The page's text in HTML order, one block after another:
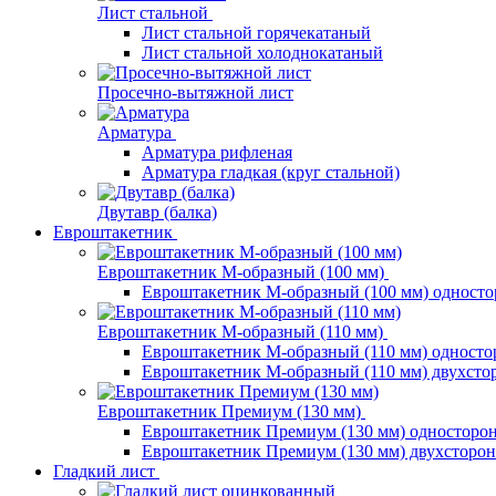
Лист стальной
Лист стальной горячекатаный
Лист стальной холоднокатаный
Просечно-вытяжной лист
Арматура
Арматура рифленая
Арматура гладкая (круг стальной)
Двутавр (балка)
Евроштакетник
Евроштакетник М-образный (100 мм)
Евроштакетник М-образный (100 мм)
Евроштакетник М-образный (110 мм)
Евроштакетник М-образный (110 мм)
Евроштакетник М-образный (110 мм)
Евроштакетник Премиум (130 мм)
Евроштакетник Премиум (130 мм)
Евроштакетник Премиум (130 мм)
Гладкий лист